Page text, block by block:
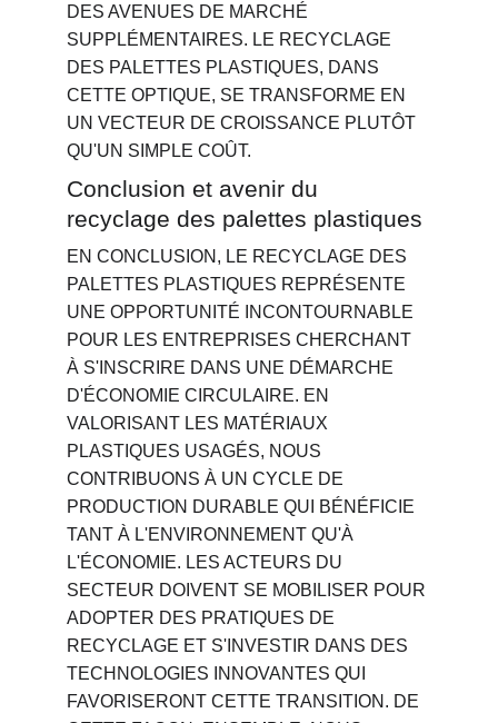
DES AVENUES DE MARCHÉ
SUPPLÉMENTAIRES. LE RECYCLAGE
DES PALETTES PLASTIQUES, DANS
CETTE OPTIQUE, SE TRANSFORME EN
UN VECTEUR DE CROISSANCE PLUTÔT
QU'UN SIMPLE COÛT.
Conclusion et avenir du
recyclage des palettes plastiques
EN CONCLUSION, LE RECYCLAGE DES
PALETTES PLASTIQUES REPRÉSENTE
UNE OPPORTUNITÉ INCONTOURNABLE
POUR LES ENTREPRISES CHERCHANT
À S'INSCRIRE DANS UNE DÉMARCHE
D'ÉCONOMIE CIRCULAIRE. EN
VALORISANT LES MATÉRIAUX
PLASTIQUES USAGÉS, NOUS
CONTRIBUONS À UN CYCLE DE
PRODUCTION DURABLE QUI BÉNÉFICIE
TANT À L'ENVIRONNEMENT QU'À
L'ÉCONOMIE. LES ACTEURS DU
SECTEUR DOIVENT SE MOBILISER POUR
ADOPTER DES PRATIQUES DE
RECYCLAGE ET S'INVESTIR DANS DES
TECHNOLOGIES INNOVANTES QUI
FAVORISERONT CETTE TRANSITION. DE